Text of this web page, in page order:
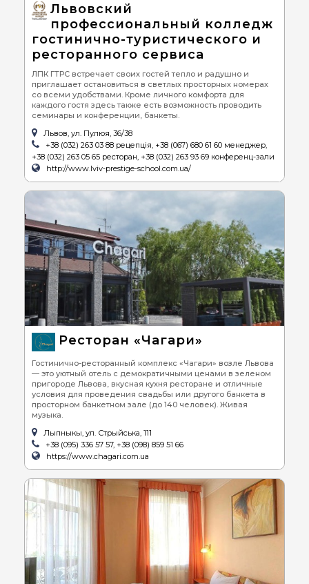
Львовский
профессиональный колледж
гостинично-туристического и
ресторанного сервиса
ЛПК ГТРС встречает своих гостей тепло и радушно и
приглашает остановиться в светлых просторных номерах
со всеми удобствами. Кроме личного комфорта для
каждого гостя здесь также есть возможность проводить
семинары и конференции, банкеты.
Львов, ул. Пулюя, 36/38
+38 (032) 263 03 88 рецепція, +38 (067) 680 61 60 менеджер,
+38 (032) 263 05 65 ресторан, +38 (032) 263 93 69 конференц-зали
http://www.lviv-prestige-school.com.ua/
Ресторан «Чагари»
Гостинично-ресторанный комплекс «Чагари» возле Львова
— это уютный отель с демократичными ценами в зеленом
пригороде Львова, вкусная кухня ресторане и отличные
условия для проведения свадьбы или другого банкета в
просторном банкетном зале (до 140 человек). Живая
музыка.
Лыпныкы, ул. Стрыйська, 111
+38 (095) 336 57 57, +38 (098) 859 51 66
https://www.chagari.com.ua